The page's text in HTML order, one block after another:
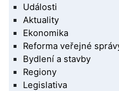
Události
Aktuality
Ekonomika
Reforma veřejné
Bydlení a stavby
Regiony
Legislativa